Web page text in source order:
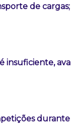
de
insuficiente,